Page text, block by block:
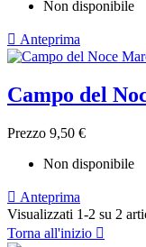
Non disponibile
 Anteprima
Campo del
Prezzo 9,50 €
Non disponibile
 Anteprima
Visualizzati 1-2 su 2
Torna all'inizio 